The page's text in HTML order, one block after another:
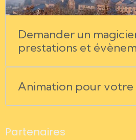
Demander un
prestations et
Animation pour votre
Partenaires